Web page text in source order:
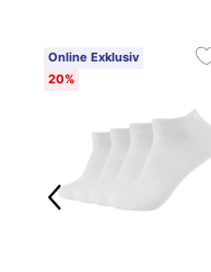
Online Exklusiv
20%